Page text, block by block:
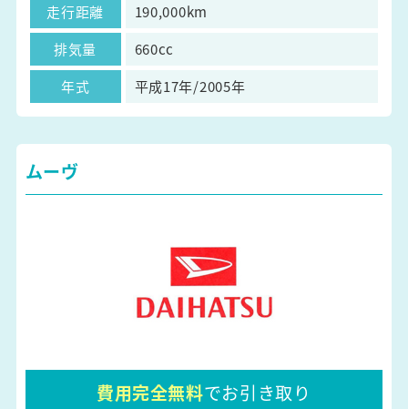
走行距離
190,000km
排気量
660cc
年式
平成17年/2005年
ムーヴ
費用完全無料でお引き取り